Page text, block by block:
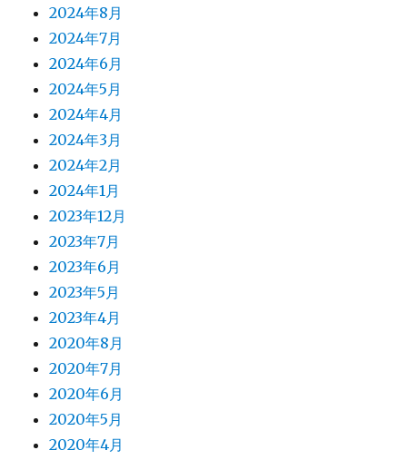
2024年8月
2024年7月
2024年6月
2024年5月
2024年4月
2024年3月
2024年2月
2024年1月
2023年12月
2023年7月
2023年6月
2023年5月
2023年4月
2020年8月
2020年7月
2020年6月
2020年5月
2020年4月